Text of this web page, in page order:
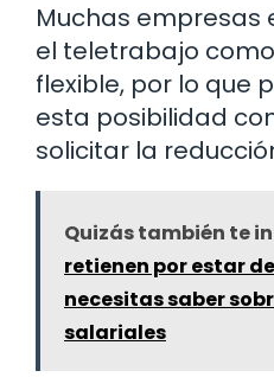
Muchas
el teletrabajo
flexible, por lo que
esta posibilidad
solicitar la
Quizás también te
retienen por estar
necesitas saber
salariales